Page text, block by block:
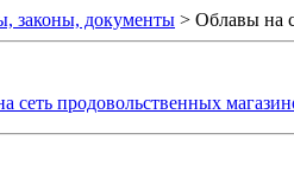
законы, документы > Облавы на
сеть продовольственных